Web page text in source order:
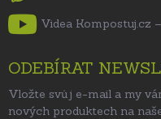
Videa Kompostuj.cz
ODEBÍRAT
Vložte svůj e-mail a my
nových produktech na